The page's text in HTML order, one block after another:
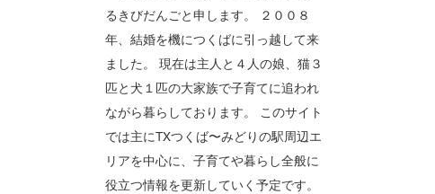
るきびだんごと申します。 ２００８
年、結婚を機につくばに引っ越して来
ました。 現在は主人と４人の娘、猫３
匹と犬１匹の大家族で子育てに追われ
ながら暮らしております。 このサイト
では主にTXつくば〜みどりの駅周辺エ
リアを中心に、子育てや暮らし全般に
役立つ情報を更新していく予定です。